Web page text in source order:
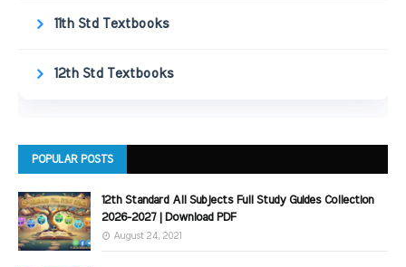
11th Std Textbooks
12th Std Textbooks
POPULAR POSTS
12th Standard All Subjects Full Study Guides Collection
2026-2027 | Download PDF
August 24, 2021